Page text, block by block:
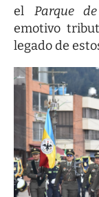
el Parque
emotivo
legado de